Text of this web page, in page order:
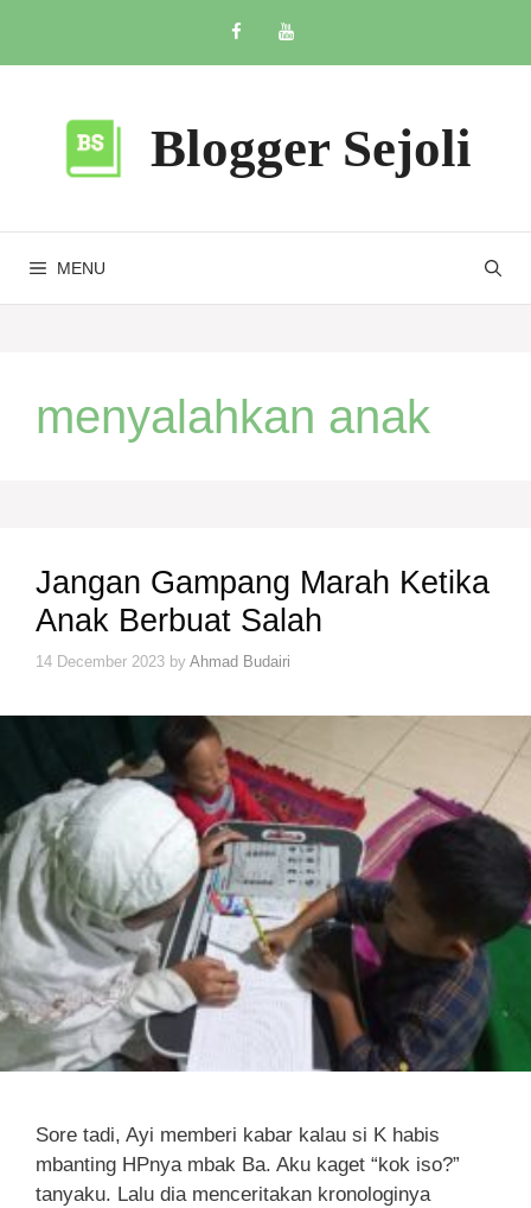
content
Blogger Sejoli
MENU
menyalahkan anak
Jangan Gampang Marah Ketika
Anak Berbuat Salah
14 December 2023 by Ahmad Budairi
Sore tadi, Ayi memberi kabar kalau si K habis
mbanting HPnya mbak Ba. Aku kaget “kok iso?”
tanyaku. Lalu dia menceritakan kronologinya